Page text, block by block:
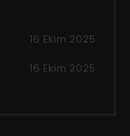
16 Ekim 2025
16 Ekim 2025